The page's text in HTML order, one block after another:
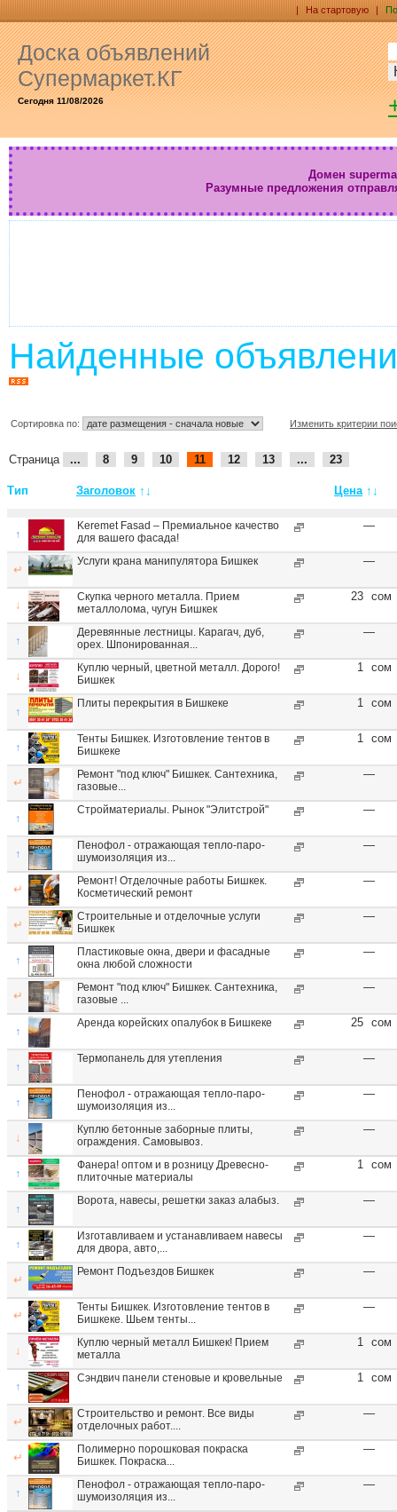
| На стартовую |
Доска объявлений
Супермаркет.КГ
Сегодня 11/08/2026
Домен
Разумные предложения
Найденные
Сортировка по: Изменить критерии
Страница ... 8 9 10 11 12 13 ... 23
Тип Заголовок ↑↓ Цена ↑↓
↑
Keremet Fasad – Премиальное качество
для вашего фасада!
—
↵
Услуги крана манипулятора Бишкек —
↓
Скупка черного металла. Прием
металлолома, чугун Бишкек
сом
23
↑
Деревянные лестницы. Карагач, дуб,
орех. Шпонированная...
—
↓
Куплю черный, цветной металл. Дорого!
Бишкек
сом
1
↑
Плиты перекрытия в Бишкеке сом
1
↑
Тенты Бишкек. Изготовление тентов в
Бишкеке
сом
1
↵
Ремонт "под ключ" Бишкек. Сантехника,
газовые...
—
↑
Стройматериалы. Рынок "Элитстрой" —
↑
Пенофол - отражающая тепло-паро-
шумоизоляция из...
—
↵
Ремонт! Отделочные работы Бишкек.
Косметический ремонт
—
↵
Строительные и отделочные услуги
Бишкек
—
↑
Пластиковые окна, двери и фасадные
окна любой сложности
—
↵
Ремонт "под ключ" Бишкек. Сантехника,
газовые ...
—
↑
Аренда корейских опалубок в Бишкеке сом
25
↑
Термопанель для утепления —
↑
Пенофол - отражающая тепло-паро-
шумоизоляция из...
—
↓
Куплю бетонные заборные плиты,
ограждения. Самовывоз.
—
↑
Фанера! оптом и в розницу Древесно-
плиточные материалы
сом
1
↑
Ворота, навесы, решетки заказ алабыз. —
↑
Изготавливаем и устанавливаем навесы
для двора, авто,...
—
↵
Ремонт Подъездов Бишкек —
↵
Тенты Бишкек. Изготовление тентов в
Бишкеке. Шьем тенты...
—
↓
Куплю черный металл Бишкек! Прием
металла
сом
1
↑
Сэндвич панели стеновые и кровельные сом
1
↵
Строительство и ремонт. Все виды
отделочных работ....
—
↵
Полимерно порошковая покраска
Бишкек. Покраска...
—
↑
Пенофол - отражающая тепло-паро-
шумоизоляция из...
—